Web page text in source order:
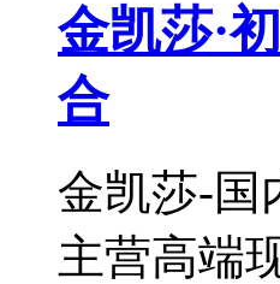
金凯莎·
合
金凯莎-国
主营高端